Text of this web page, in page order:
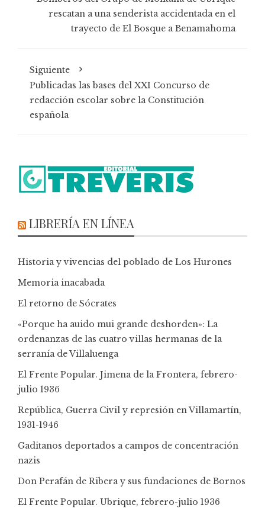
rescatan a una senderista accidentada en el
trayecto de El Bosque a Benamahoma
Siguiente
Publicadas las bases del XXI Concurso de
redacción escolar sobre la Constitución
española
LIBRERÍA EN LÍNEA
Historia y vivencias del poblado de Los Hurones
Memoria inacabada
El retorno de Sócrates
«Porque ha auido mui grande deshorden»: La
ordenanzas de las cuatro villas hermanas de la
serranía de Villaluenga
El Frente Popular. Jimena de la Frontera, febrero-
julio 1936
República, Guerra Civil y represión en Villamartín,
1931-1946
Gaditanos deportados a campos de concentración
nazis
Don Perafán de Ribera y sus fundaciones de Bornos
El Frente Popular. Ubrique, febrero-julio 1936